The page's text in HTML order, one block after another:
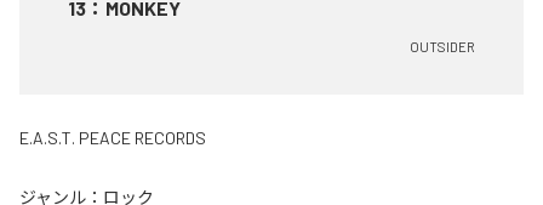
13 ： MONKEY
OUTSIDER
E.A.S.T. PEACE RECORDS
ジャンル： ロック